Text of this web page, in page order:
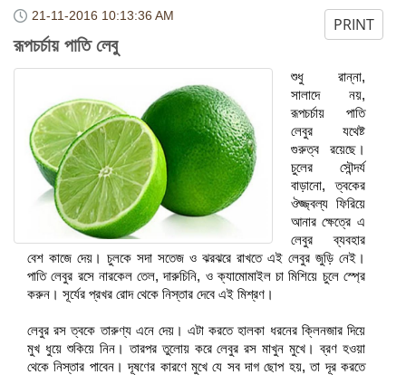
PRINT
21-11-2016 10:13:36 AM
রূপচর্চায় পাতি লেবু
শুধু রান্না,
সালাদে নয়,
রূপচর্চায় পাতি
লেবুর যথেষ্ট
গুরুত্ব রয়েছে।
চুলের সৌন্দর্য
বাড়ানো, ত্বকের
ঔজ্জ্বল্য ফিরিয়ে
আনার ক্ষেত্রে এ
লেবুর ব্যবহার
বেশ কাজে দেয়। চুলকে সদা সতেজ ও ঝরঝরে রাখতে এই লেবুর জুড়ি নেই।
পাতি লেবুর রসে নারকেল তেল, দারুচিনি, ও ক্যামোমাইল চা মিশিয়ে চুলে স্প্রে
করুন। সূর্যের প্রখর রোদ থেকে নিস্তার দেবে এই মিশ্রণ।
লেবুর রস ত্বকে তারুণ্য এনে দেয়। এটা করতে হালকা ধরনের ক্লিনজার দিয়ে
মুখ ধুয়ে শুকিয়ে নিন। তারপর তুলোয় করে লেবুর রস মাখুন মুখে। ব্রণ হওয়া
থেকে নিস্তার পাবেন। দূষণের কারণে মুখে যে সব দাগ ছোপ হয়, তা দূর করতে